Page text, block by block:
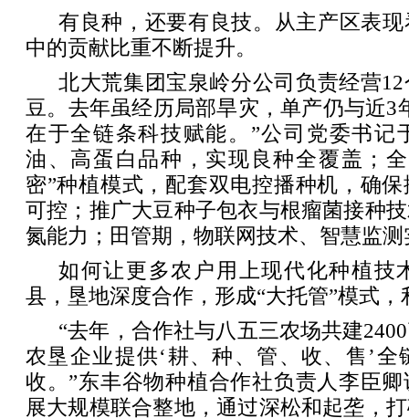
有良种，还要有良技。从主产区表
中的贡献比重不断提升。
北大荒集团宝泉岭分公司负责经营
豆。去年虽经历局部旱灾，单产仍与近3
在于全链条科技赋能。”公司党委书记
油、高蛋白品种，实现良种全覆盖；
密”种植模式，配套双电控播种机，确
可控；推广大豆种子包衣与根瘤菌接种
氮能力；田管期，物联网技术、智慧监
如何让更多农户用上现代化种植技
县，垦地深度合作，形成“大托管”模式
“去年，合作社与八五三农场共建
农垦企业提供‘耕、种、管、收、售’
收。”东丰谷物种植合作社负责人李臣
展大规模联合整地，通过深松和起垄，